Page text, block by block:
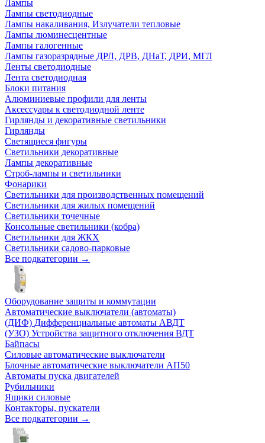
Лампы
Лампы светодиодные
Лампы накаливания, Излучатели тепловые
Лампы люминесцентные
Лампы галогенные
Лампы газоразрядные ДРЛ, ДРВ, ДНаТ, ДРИ, МГЛ
Ленты светодиодные
Лента светодиодная
Блоки питания
Алюминиевые профили для ленты
Аксессуары к светодиодной ленте
Гирлянды и декоративные светильники
Гирлянды
Светящиеся фигуры
Светильники декоративные
Лампы декоративные
Строб-лампы и светильники
Фонарики
Светильники для производственных помещений
Светильники для жилых помещений
Светильники точечные
Консольные светильники (кобра)
Светильники для ЖКХ
Светильники садово-парковые
Все подкатегории →
Оборудование защиты и коммутации
Автоматические выключатели (автоматы)
(ДИФ) Дифференциальные автоматы АВДТ
(УЗО) Устройства защитного отключения ВДТ
Байпасы
Силовые автоматические выключатели
Блочные автоматические выключатели АП50
Автоматы пуска двигателей
Рубильники
Ящики силовые
Контакторы, пускатели
Все подкатегории →